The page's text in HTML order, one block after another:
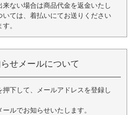
ない場合は商品代金を返金いたし
いては、着払いにてお送りください
。
せメールについて
押下して、メールアドレスを登録し
ルでお知らせいたします。